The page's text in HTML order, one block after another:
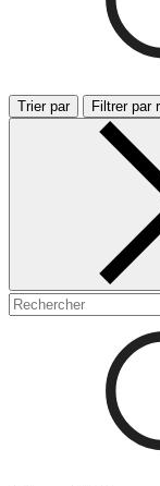
Trier par Filtrer par